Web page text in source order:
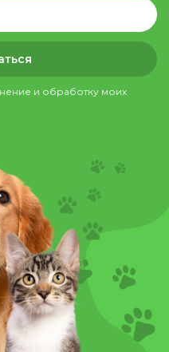
и обработку моих